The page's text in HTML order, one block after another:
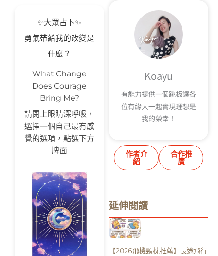
✨大眾占卜✨
勇氣帶給我的改變是
什麼？
What Change
Does Courage
Bring Me?
請閉上眼睛深呼吸，
選擇一個自己最有感
覺的選項，點選下方
牌面
Koayu
有能力提供一個跳板讓各
位有緣人一起實現理想是
我的榮幸！
作者介
紹
合作推
廣
延伸閱讀
【2026飛機頸枕推薦】長途飛行